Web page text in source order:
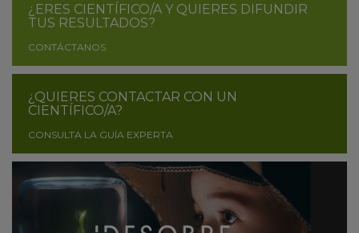
¿ERES CIENTÍFICO/A Y QUIERES DIFUNDIR
TUS RESULTADOS?
CONTÁCTANOS
¿QUIERES CONTACTAR CON UN
CIENTÍFICO/A?
CONSULTA LA GUÍA EXPERTA